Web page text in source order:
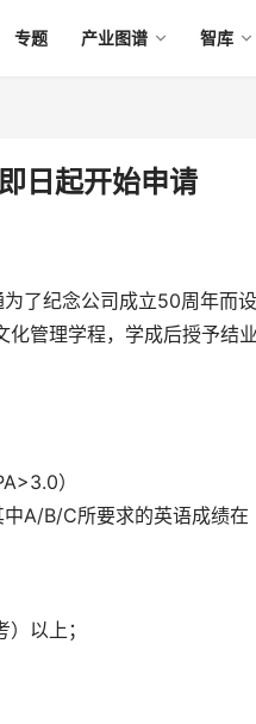
专题 产业图谱 智库
日起开始申请
了纪念公司成立50周年而
管理学程，学成后授予结业
）
A/B/C所要求的英语成绩在
以上；